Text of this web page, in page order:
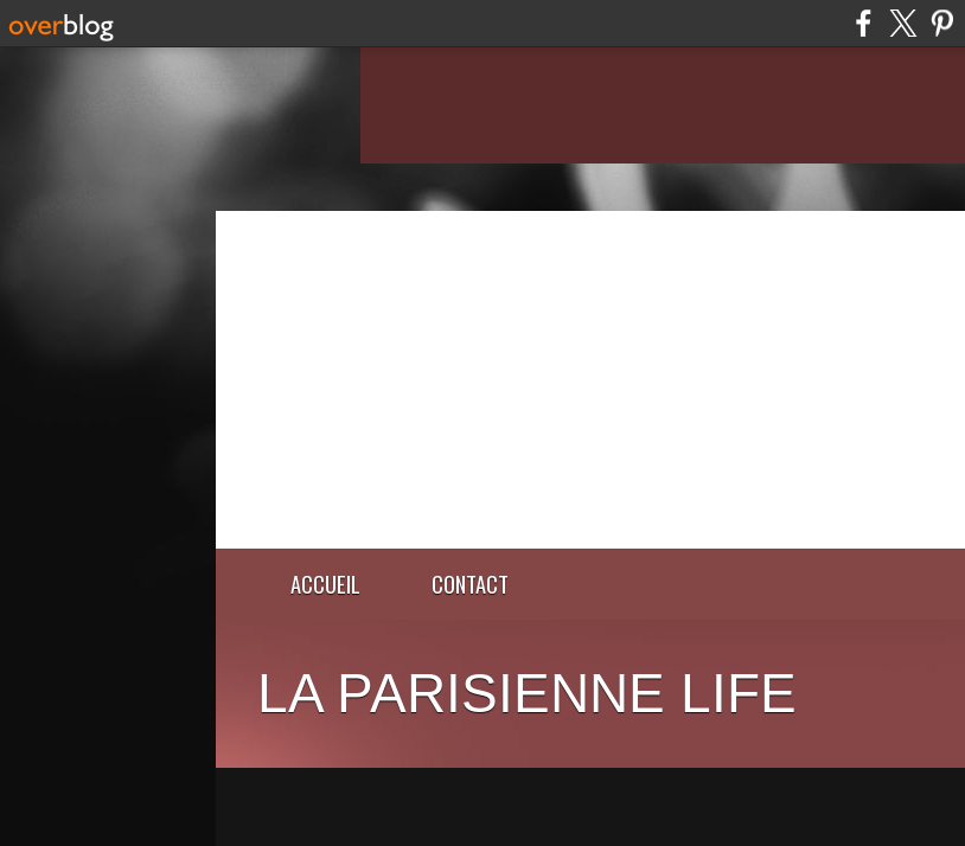
ACCUEIL CONTACT
LA PARISIENNE LIFE